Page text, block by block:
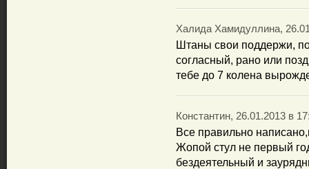
Халида Хамидуллина,
Штаны свои поддержи,
согласный, рано или
тебе до 7 колена
Константин, 26.01.2013 в
Все правильно
Жопой стул не первый
бездеятельный и